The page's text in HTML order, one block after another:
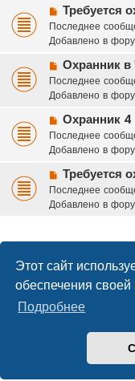
Этот сайт
обеспечения своей
Подробнее
о
о
б
щ
е
н
и
е
Н
о
в
е
с
о
б
щ
е
н
е
Требуется
Последнее
Добавлено в
Н
о
в
е
с
о
щ
е
Охранник
Последнее
Добавлено в
Н
о
в
е
с
о
е
и
е
Охранник 4
Последнее
Добавлено в
Н
о
в
с
о
о
б
щ
е
Требуется
Последнее
Добавлено в
На главную
© safetlaw.ru